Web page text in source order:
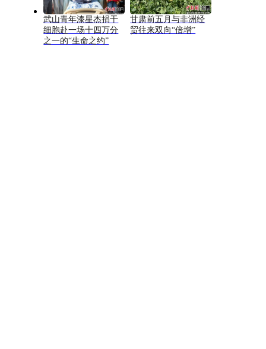
武山青年漆星杰捐干
细胞赴一场十四万分
之一的“生命之约”
甘肃前五月与非洲经
贸往来双向“倍增”